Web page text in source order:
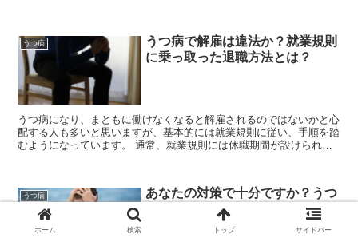
うつ病
うつ病で解雇は違法か？就業規則
に乗っ取った退職方法とは？
うつ病になり、まともに働けなくなると解雇されるのではないかと心
配する人も多いと思いますが、基本的には就業規則に従い、手順を踏
むようになっています。 通常、就業規則には休職期間が設けられて
うつ病
あなたの対策で十分ですか？うつ
病前後で異なる対策方法
ホーム 検索 トップ サイドバー